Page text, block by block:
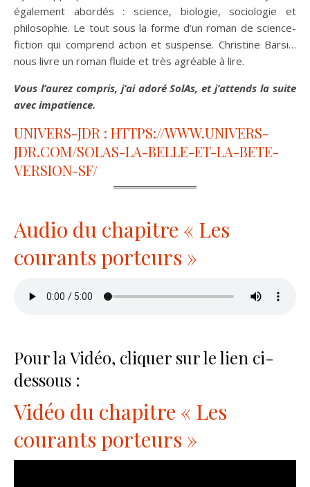
également abordés : science, biologie, sociologie et
philosophie. Le tout sous la forme d’un roman de science-
fiction qui comprend action et suspense. Christine Barsi…
nous livre un roman fluide et très agréable à lire.
Vous l’aurez compris, j’ai adoré SolAs, et j’attends la suite
avec impatience.
UNIVERS-JDR : HTTPS://WWW.UNIVERS-
JDR.COM/SOLAS-LA-BELLE-ET-LA-BETE-
VERSION-SF/
Audio du chapitre « Les
courants porteurs »
Pour la Vidéo, cliquer sur le lien ci-
dessous :
Vidéo du chapitre « Les
courants porteurs »